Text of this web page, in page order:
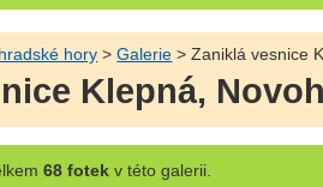
hory >Galerie > Zaniklá vesnice
Klepná,
68 fotekv této galerii.